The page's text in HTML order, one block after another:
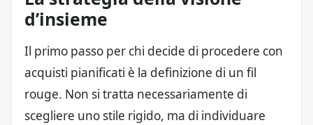
d’insieme
Il primo passo per chi decide di procedere con
acquisti pianificati è la definizione di un fil
rouge. Non si tratta necessariamente di
scegliere uno stile rigido, ma di individuare